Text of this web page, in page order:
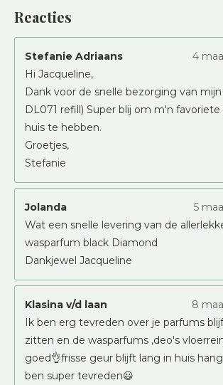
Reacties
Stefanie Adriaans
4
Hi Jacqueline,
Dank voor de snelle bezorging van
DL071 refill) Super blij om m'n
huis te hebben.
Groetjes,
Stefanie
Jolanda
5
Wat een snelle levering van de
wasparfum black Diamond
Dankjewel Jacqueline
Klasina v/d laan
8
Ik ben erg tevreden over je parfums
zitten en de wasparfums ,deo's
goed👌frisse geur blijft lang in huis
ben super tevreden😃